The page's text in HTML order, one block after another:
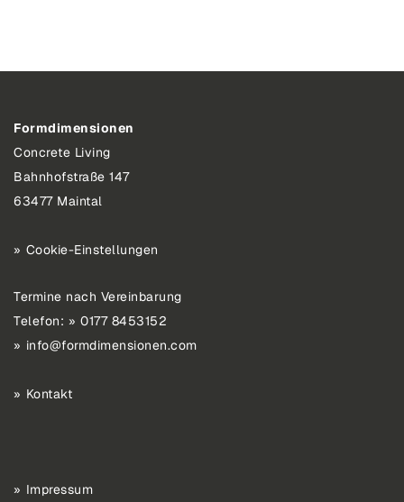
Formdimensionen
Concrete Living
Bahnhofstraße 147
63477 Maintal
Cookie-Einstellungen
Termine nach Vereinbarung
Telefon:
0177 8453152
info@formdimensionen.com
Kontakt
Impressum